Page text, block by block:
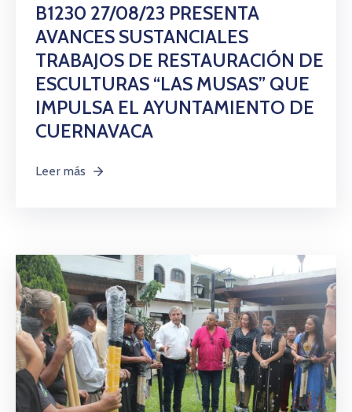
B1230 27/08/23 PRESENTA
AVANCES SUSTANCIALES
TRABAJOS DE RESTAURACIÓN DE
ESCULTURAS “LAS MUSAS” QUE
IMPULSA EL AYUNTAMIENTO DE
CUERNAVACA
Leer más